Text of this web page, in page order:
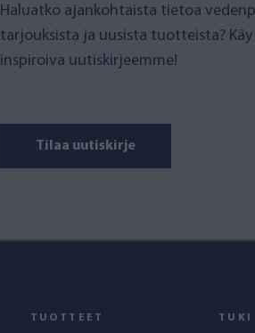
Haluatko ajankohtaista tietoa
tarjouksista ja uusista tuotteista? Käy
inspiroiva uutiskirjeemme!
Tilaa uutiskirje
TUOTTEET TUKI